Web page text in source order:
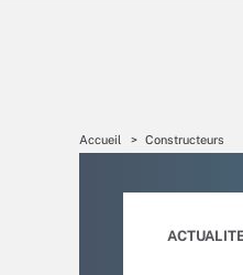
Accueil Constructeurs